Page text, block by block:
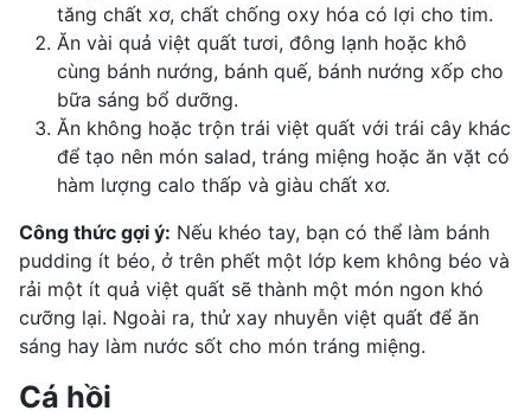
tăng chất xơ, chất chống oxy hóa có lợi cho tim.
Ăn vài quả việt quất tươi, đông lạnh hoặc khô
cùng bánh nướng, bánh quế, bánh nướng xốp cho
bữa sáng bổ dưỡng.
Ăn không hoặc trộn trái việt quất với trái cây khác
để tạo nên món salad, tráng miệng hoặc ăn vặt có
hàm lượng calo thấp và giàu chất xơ.
Công thức gợi ý: Nếu khéo tay, bạn có thể làm bánh
pudding ít béo, ở trên phết một lớp kem không béo và
rải một ít quả việt quất sẽ thành một món ngon khó
cưỡng lại. Ngoài ra, thử xay nhuyễn việt quất để ăn
sáng hay làm nước sốt cho món tráng miệng.
Cá hồi